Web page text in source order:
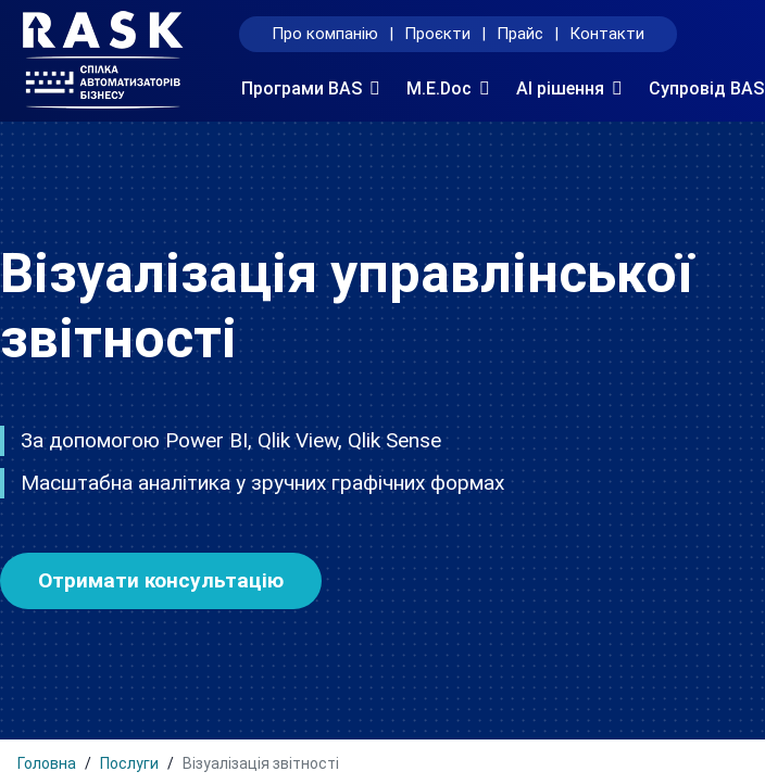
Про компанію | Проєкти | Прайс | Контакти
Програми BAS M.E.Doc AI рішення Супровід BAS
Візуалізація управлінської
звітності
За допомогою Power BI, Qlik View, Qlik Sense
Масштабна аналітика у зручних графічних формах
Отримати консультацію
Головна Послуги Візуалізація звітності